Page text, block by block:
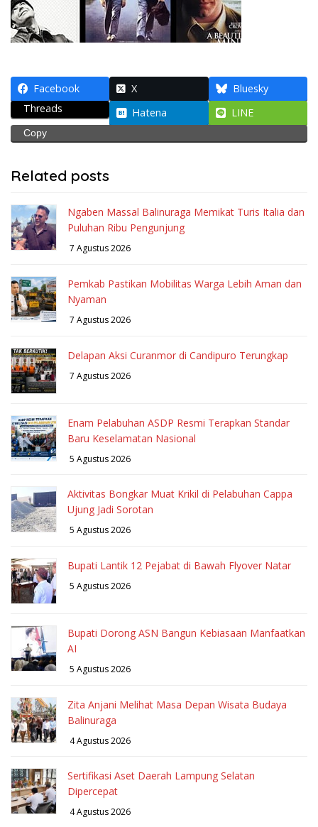
Facebook X
Bluesky
Threads
Hatena LINE
Copy
Related posts
Ngaben Massal Balinuraga Memikat Turis Italia dan
Puluhan Ribu Pengunjung
7 Agustus 2026
Pemkab Pastikan Mobilitas Warga Lebih Aman dan
Nyaman
7 Agustus 2026
Delapan Aksi Curanmor di Candipuro Terungkap
7 Agustus 2026
Enam Pelabuhan ASDP Resmi Terapkan Standar
Baru Keselamatan Nasional
5 Agustus 2026
Aktivitas Bongkar Muat Krikil di Pelabuhan Cappa
Ujung Jadi Sorotan
5 Agustus 2026
Bupati Lantik 12 Pejabat di Bawah Flyover Natar
5 Agustus 2026
Bupati Dorong ASN Bangun Kebiasaan Manfaatkan
AI
5 Agustus 2026
Zita Anjani Melihat Masa Depan Wisata Budaya
Balinuraga
4 Agustus 2026
Sertifikasi Aset Daerah Lampung Selatan
Dipercepat
4 Agustus 2026